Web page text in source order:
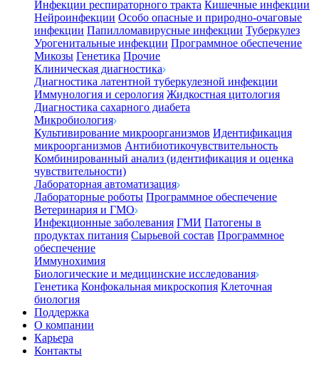
Инфекции респираторного тракта Кишечные инфекции
Нейроинфекции Особо опасные и природно-очаговые
инфекции Папилломавирусные инфекции Туберкулез
Урогенитальные инфекции Программное обеспечение
Микозы Генетика Прочие
Клиническая диагностика
Диагностика латентной туберкулезной инфекции
Иммунология и серология Жидкостная цитология
Диагностика сахарного диабета
Микробиология
Культивирование микроорганизмов Идентификация
микроорганизмов Антибиотикочувствительность
Комбинированный анализ (идентификация и оценка
чувствительности)
Лабораторная автоматизация
Лабораторные роботы Программное обеспечение
Ветеринария и ГМО
Инфекционные заболевания ГМИ Патогены в
продуктах питания Сырьевой состав Программное
обеспечение
Иммунохимия
Биологические и медицинские исследования
Генетика Конфокальная микроскопия Клеточная
биология
Поддержка
О компании
Карьера
Контакты